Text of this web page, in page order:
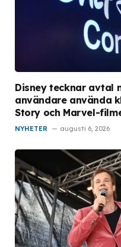
Disney tecknar avtal
användare använda
Story och Marvel-
NYHETER augusti 6, 2026